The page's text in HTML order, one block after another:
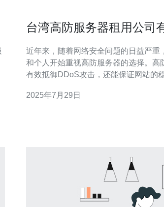
台湾高防服务器租用公司
近年来，随着网络安全问题的日益严重
和个人开始重视高防服务器的选择。高
有效抵御DDoS攻击，还能保证网站的
得信赖的服务商成为了一个重要问题。 首先，我们需要了
2025年7月29日